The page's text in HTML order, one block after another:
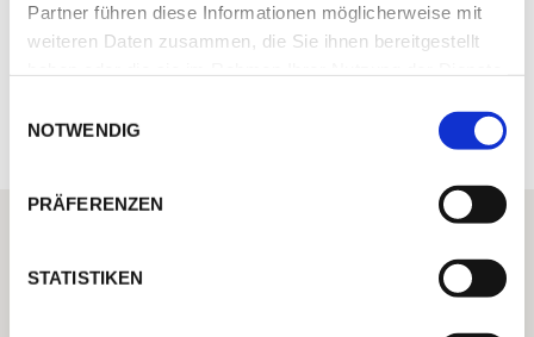
Partner führen diese Informationen möglicherweise mit
weiteren Daten zusammen, die Sie ihnen bereitgestellt
NOTWENDIG
PRÄFERENZEN
STATISTIKEN
Golfplatz Kempinski Adriatic 39 km
Flughafen Pula 62 km
BEWERTUNGEN
Haben Sie eine Frage zum Domizil oder